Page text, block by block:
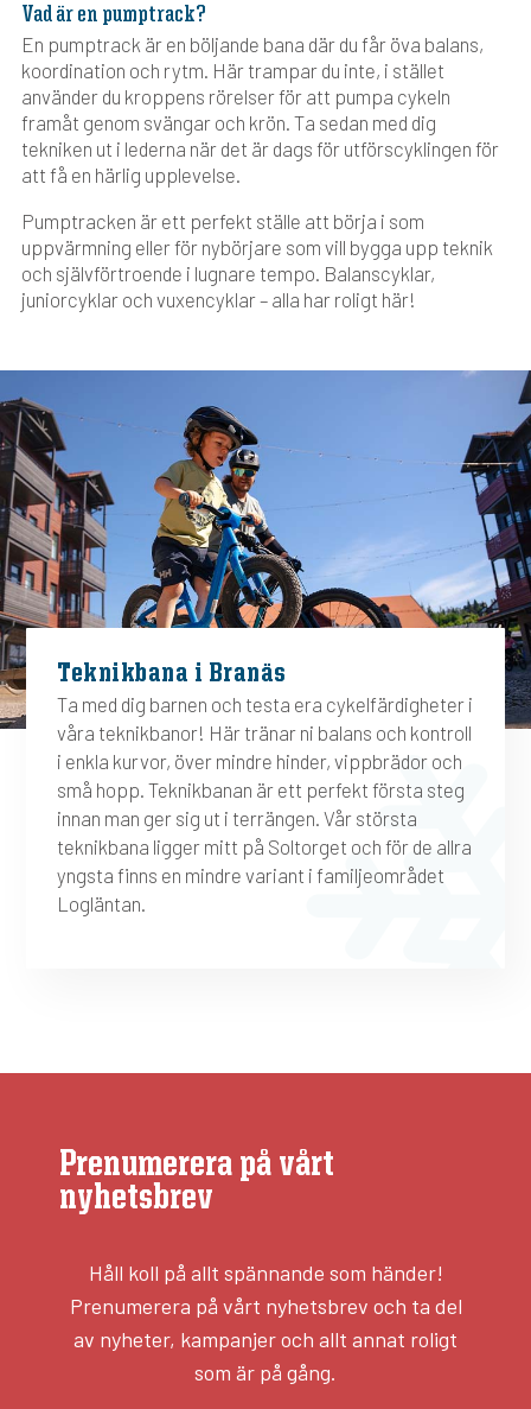
Vad är en pumptrack?
En pumptrack är en böljande bana där du får öva balans,
koordination och rytm. Här trampar du inte, i stället
använder du kroppens rörelser för att pumpa cykeln
framåt genom svängar och krön. Ta sedan med dig
tekniken ut i lederna när det är dags för utförscyklingen för
att få en härlig upplevelse.
Pumptracken är ett perfekt ställe att börja i som
uppvärmning eller för nybörjare som vill bygga upp teknik
och självförtroende i lugnare tempo. Balanscyklar,
juniorcyklar och vuxencyklar – alla har roligt här!
Teknikbana i Branäs
Ta med dig barnen och testa era cykelfärdigheter i
våra teknikbanor! Här tränar ni balans och kontroll
i enkla kurvor, över mindre hinder, vippbrädor och
små hopp.Teknikbanan är ett perfekt första steg
innan man ger sig ut i terrängen . Vår största
teknikbana ligger mitt på Soltorget ochför de allra
yngsta finns en mindre variant ifamiljeområdet
Logläntan
Prenumerera på vårt
nyhetsbrev
Håll koll på allt spännande som händer!
Prenumerera på vårt nyhetsbrev och ta del
av nyheter, kampanjer och allt annat roligt
som är på gång.